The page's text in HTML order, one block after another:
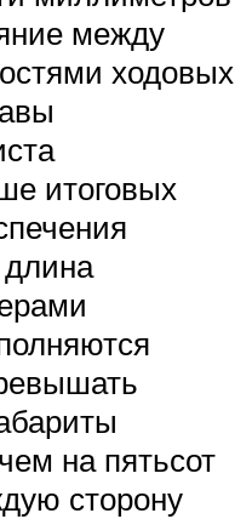
между
ходовых
итоговых
длина
на пятьсот
сторону